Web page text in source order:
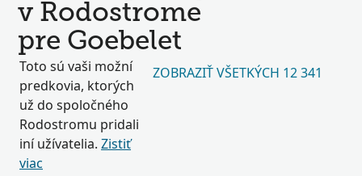
v Rodostrome
pre Goebelet
Toto sú vaši možní
predkovia, ktorých
už do spoločného
Rodostromu pridali
iní užívatelia. Zistiť
viac
ZOBRAZIŤ VŠETKÝCH 12 341